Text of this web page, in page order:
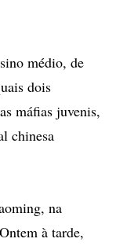
médio, de
dois
máfias juvenis,
chinesa
na
à tarde,